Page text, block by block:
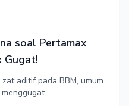
soal Pertamax
Gugat!
aditif pada BBM, umum